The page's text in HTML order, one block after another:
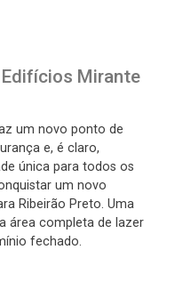
Mirante
um novo ponto de
e, é claro,
única para todos os
um novo
Ribeirão Preto. Uma
área completa de lazer
fechado.